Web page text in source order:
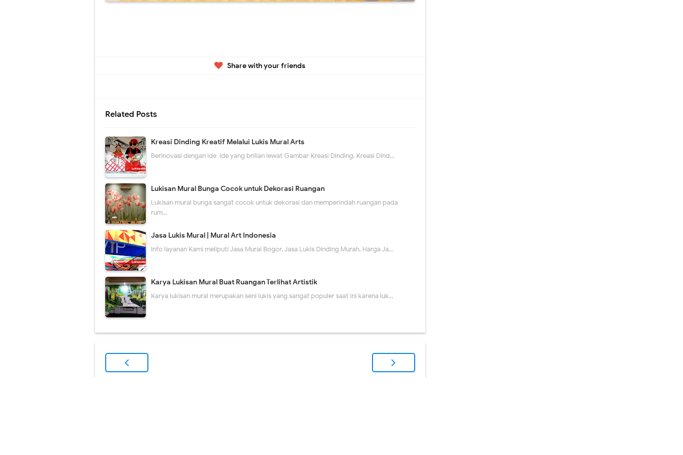
Share with your friends
Related Posts
Kreasi Dinding Kreatif Melalui Lukis Mural Arts
Berinovasi dengan ide-ide yang brilian lewat Gambar Kreasi Dinding, Kreasi Dind…
Lukisan Mural Bunga Cocok untuk Dekorasi Ruangan
Lukisan mural bunga sangat cocok untuk dekorasi dan memperindah ruangan pada
rum…
Jasa Lukis Mural | Mural Art Indonesia
Info layanan Kami meliputi Jasa Mural Bogor, Jasa Lukis Dinding Murah, Harga Ja…
Karya Lukisan Mural Buat Ruangan Terlihat Artistik
Karya lukisan mural merupakan seni lukis yang sangat populer saat ini karena luk…